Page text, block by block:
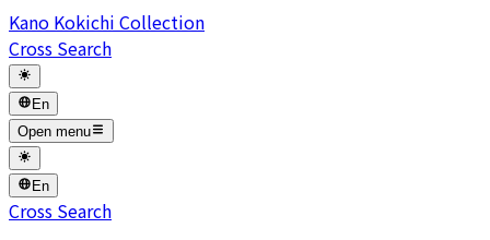
Kano Kokichi Collection
Cross Search
En
Open menu
En
Cross Search